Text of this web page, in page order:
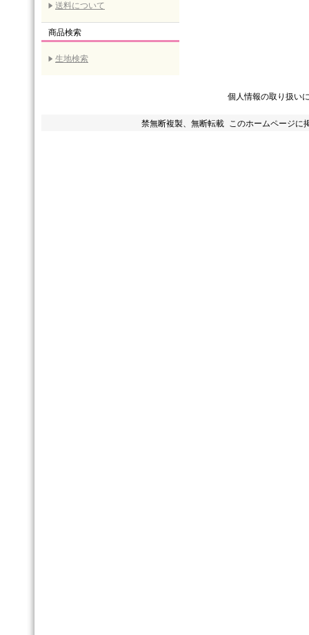
送料について
商品検索
生地検索
個人情報の取り扱い
禁無断複製、無断転載 このホームページに